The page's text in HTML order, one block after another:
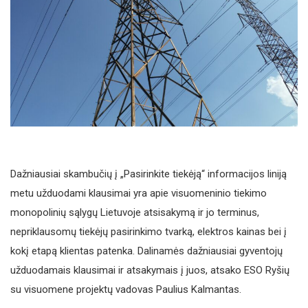
Dažniausiai skambučių į „Pasirinkite tiekėją“ informacijos liniją
metu užduodami klausimai yra apie visuomeninio tiekimo
monopolinių sąlygų Lietuvoje atsisakymą ir jo terminus,
nepriklausomų tiekėjų pasirinkimo tvarką, elektros kainas bei į
kokį etapą klientas patenka. Dalinamės dažniausiai gyventojų
užduodamais klausimai ir atsakymais į juos, atsako ESO Ryšių
su visuomene projektų vadovas Paulius Kalmantas.